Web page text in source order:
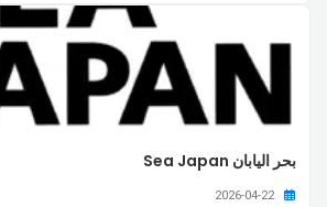
بحر اليابان Sea Japan
2026-04-22